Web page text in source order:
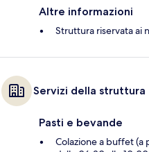
Altre informazioni
Struttura riservata ai
Servizi della struttura
Pasti e bevande
Colazione a buffet